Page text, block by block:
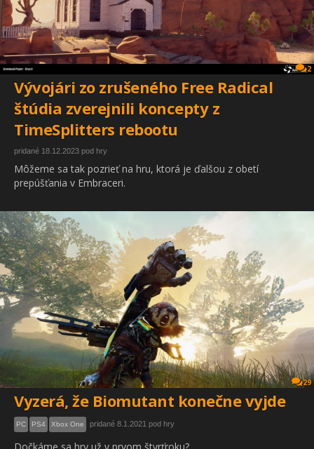
2
Vývojári zo zrušeného Free Radical
štúdia zverejnili koncepty z
TimeSplitters rebootu
pridané 18.12.2023 pod hry
Môžeme sa tak pozrieť na hru, ktorá je ďalšou z obetí
prepúšťania v Embraceri.
29
Vyzerá, že Biomutant konečne vyjde
PC PS4 Xbox One pridané 8.1.2021 pod hry